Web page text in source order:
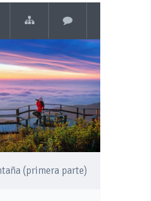
(primera parte)